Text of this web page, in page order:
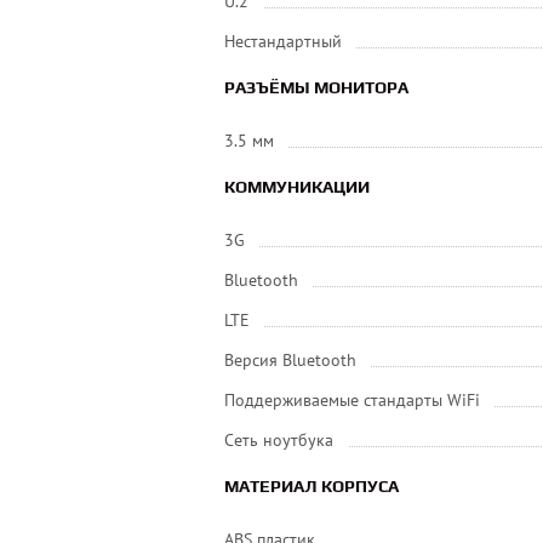
Нестандартный
РАЗЪЁМЫ МОНИТОРА
3.5 мм
КОММУНИКАЦИИ
3G
Bluetooth
LTE
Версия Bluetooth
Поддерживаемые стандарты WiFi
Сеть ноутбука
МАТЕРИАЛ КОРПУСА